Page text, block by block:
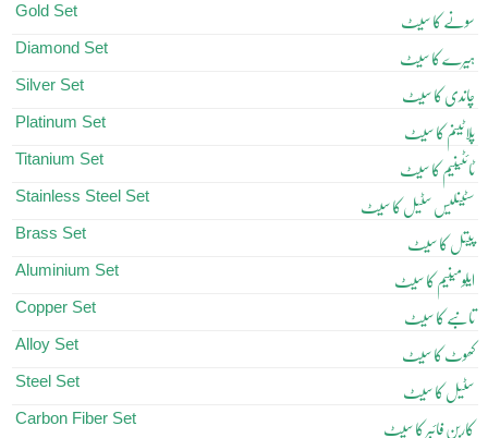
Gold Set سونے کا سیٹ
Diamond Set ہیرے کا سیٹ
Silver Set چاندی کا سیٹ
Platinum Set پلاٹینم کا سیٹ
Titanium Set ٹائٹینیم کا سیٹ
Stainless Steel Set سٹینلیس سٹیل کا سیٹ
Brass Set پیتل کا سیٹ
Aluminium Set ایلومینیم کا سیٹ
Copper Set تانبے کا سیٹ
Alloy Set کھوٹ کا سیٹ
Steel Set سٹیل کا سیٹ
Carbon Fiber Set کاربن فائبر کا سیٹ